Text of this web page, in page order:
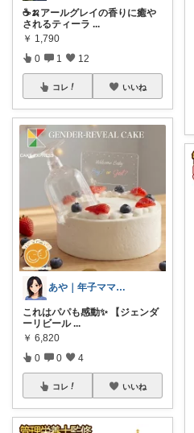
☕🍌アールグレイの香りに癒や
されるティーラ ...
￥ 1,790
0 1 12
コレ いいね
あや｜年子ママのワンオペ時短グッズ×美容
これはパパも感動✨ 【ジェンダ
ーリビール ...
￥ 6,820
0 0 4
コレ いいね